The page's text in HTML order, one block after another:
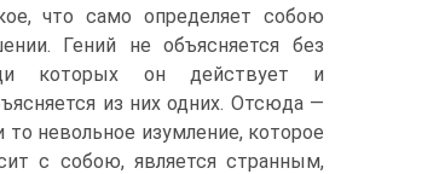
что само определяет собою
Гений не объясняется без
которых он действует и
из них одних. Отсюда —
невольное изумление, которое
с собою, является странным,